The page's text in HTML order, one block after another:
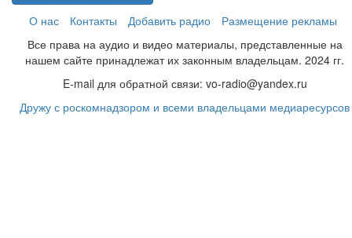
О нас
Контакты Добавить радио
Размещение рекламы
Все права на аудио и видео материалы, представленные на
нашем сайте принадлежат их законным владельцам. 2024 гг.
E-mail для обратной связи: vo-radio@yandex.ru
Дружу с роскомнадзором и всеми владельцами медиаресурсов